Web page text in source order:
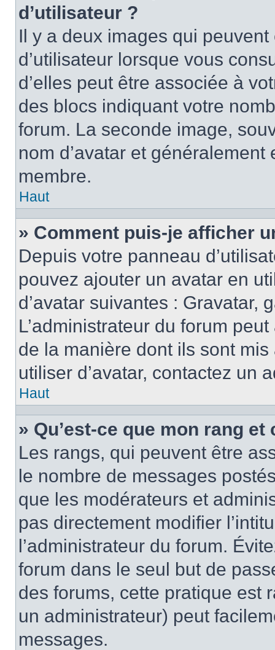
d’utilisateur ?
Il y a deux images qui
d’utilisateur lorsque vous
d’elles peut être associée à
des blocs indiquant votre
forum. La seconde image,
nom d’avatar et
membre.
Haut
» Comment puis-je afficher
Depuis votre panneau
pouvez ajouter un avatar en
d’avatar suivantes : Gravatar,
L’administrateur du forum
de la manière dont ils sont
utiliser d’avatar, contactez un
Haut
» Qu’est-ce que mon rang
Les rangs, qui peuvent être
le nombre de messages
que les modérateurs et
pas directement modifier
l’administrateur du forum.
forum dans le seul but de
des forums, cette pratique est
un administrateur) peut
messages.